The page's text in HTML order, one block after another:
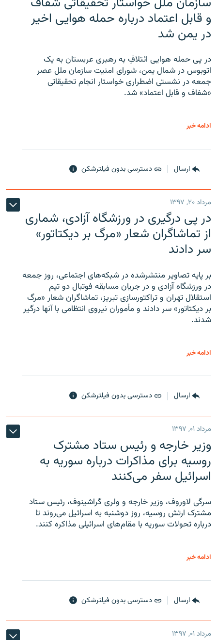
و قابل اعتماد درباره حمله هوایی اخیر
در یمن شد
در پی حمله هوایی ائتلافِ به رهبری عربستان به یک
اتوبوس در شمال یمن، شورای امنیت سازمان ملل عصر
جمعه در نشستی اضطراری خواستار انجام تحقیقاتی
«شفاف و قابل اعتماد» شد.
ادامه خبر
ارسال دسترسی بدون فیلترشکن
مرداد ۲۰, ۱۳۹۷
در پی درگیری در ورزشگاه آزادی، شماری
از تماشاگران شعار «مرگ بر دیکتاتور»
سر دادند
بر پایه تصاویر منتشرشده در شبکه‌های اجتماعی، روز جمعه
در ورزشگاه آزادی و در جریان مسابقه فوتبال دو تیم
استقلال تهران و تراکتورسازی تبریز، تماشاگران شعار «مرگ
بر دیکتاتور» سر دادند و مأموران نیروی انتظامی با آنها درگیر
شدند.
ادامه خبر
ارسال دسترسی بدون فیلترشکن
مرداد ۰۱, ۱۳۹۷
وزیر خارجه و رئیس‌ ستاد مشترک
روسیه برای مذاکرات درباره سوریه به
اسرائیل سفر می‌کنند
سرگی لاوروف، وزیر خارجه و ولری گراشینوف، رئیس ستاد
مشترک ارتش روسیه، روز دوشنبه به اسرائیل می‌روند تا
درباره تحولات سوریه با مقام‌های اسرائیلی مذاکره کنند.
ادامه خبر
ارسال دسترسی بدون فیلترشکن
مرداد ۰۱, ۱۳۹۷